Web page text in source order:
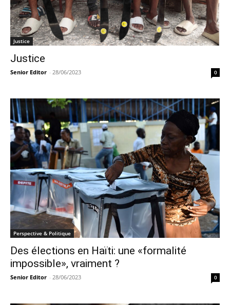
Justice
Justice
Senior Editor - 28/06/2023 0
Perspective & Politique
Des élections en Haïti: une «formalité
impossible», vraiment ?
Senior Editor - 28/06/2023 0